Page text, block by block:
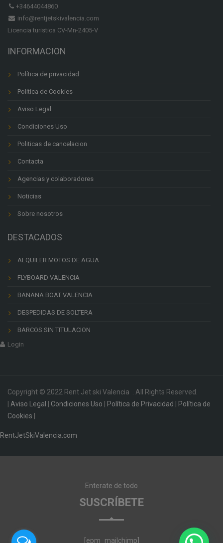
+34644044860
info@rentjetskivalencia.com
Licencia turistica CV-Mn-2405-V
INFORMACION
Política de privacidad
Política de Cookies
Aviso Legal
Condiciones Uso
Politicas de cancelacion
Contacta
Agencias y colaboradores
Noticias
Sobre nosotros
DESTACADOS
ALQUILER MOTOS DE AGUA
FLYBOARD VALENCIA
BANANA BOAT VALENCIA
DESPEDIDAS DE SOLTERA
BARCOS SIN TITULACION
Login
Copyright © 2022 Rent Jet ski Valencia . All Rights Reserved.
Aviso Legal Condiciones Uso Política de Privacidad
Política de
Cookies
RentJetSkiValencia.com
Enterate de todo
SUSCRÍBETE
[epm_mailchimp]